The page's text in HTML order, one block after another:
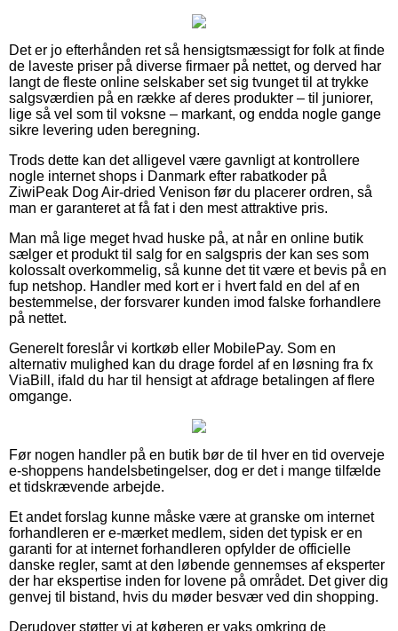
Det er jo efterhånden ret så hensigtsmæssigt for folk at finde
de laveste priser på diverse firmaer på nettet, og derved har
langt de fleste online selskaber set sig tvunget til at trykke
salgsværdien på en række af deres produkter – til juniorer,
lige så vel som til voksne – markant, og endda nogle gange
sikre levering uden beregning.
Trods dette kan det alligevel være gavnligt at kontrollere
nogle internet shops i Danmark efter rabatkoder på
ZiwiPeak Dog Air-dried Venison før du placerer ordren, så
man er garanteret at få fat i den mest attraktive pris.
Man må lige meget hvad huske på, at når en online butik
sælger et produkt til salg for en salgspris der kan ses som
kolossalt overkommelig, så kunne det tit være et bevis på en
fup netshop. Handler med kort er i hvert fald en del af en
bestemmelse, der forsvarer kunden imod falske forhandlere
på nettet.
Generelt foreslår vi kortkøb eller MobilePay. Som en
alternativ mulighed kan du drage fordel af en løsning fra fx
ViaBill, ifald du har til hensigt at afdrage betalingen af flere
omgange.
Før nogen handler på en butik bør de til hver en tid overveje
e-shoppens handelsbetingelser, dog er det i mange tilfælde
et tidskrævende arbejde.
Et andet forslag kunne måske være at granske om internet
forhandleren er e-mærket medlem, siden det typisk er en
garanti for at internet forhandleren opfylder de officielle
danske regler, samt at den løbende gennemses af eksperter
der har ekspertise inden for lovene på området. Det giver dig
genvej til bistand, hvis du møder besvær ved din shopping.
Derudover støtter vi at køberen er vaks omkring de